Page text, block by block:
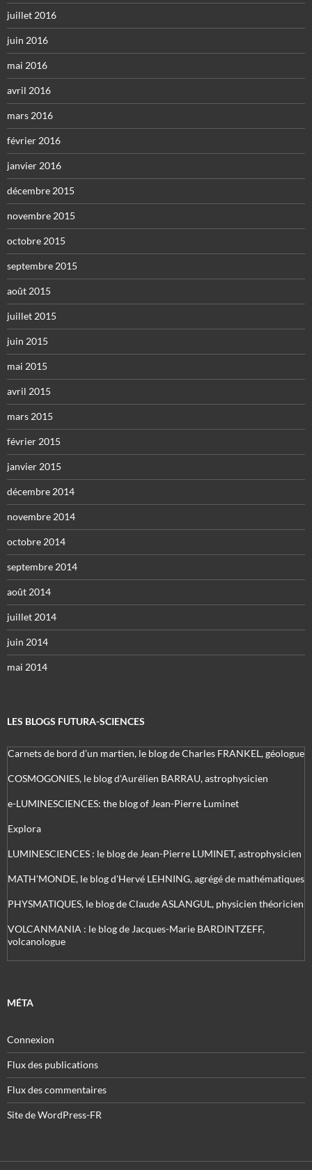
juillet 2016
juin 2016
mai 2016
avril 2016
mars 2016
février 2016
janvier 2016
décembre 2015
novembre 2015
octobre 2015
septembre 2015
août 2015
juillet 2015
juin 2015
mai 2015
avril 2015
mars 2015
février 2015
janvier 2015
décembre 2014
novembre 2014
octobre 2014
septembre 2014
août 2014
juillet 2014
juin 2014
mai 2014
LES BLOGS FUTURA-SCIENCES
Carnets de bord d’un martien, le blog de Charles FRANKEL, géologue
COSMOGONIES, le blog d'Aurélien BARRAU, astrophysicien
e-LUMINESCIENCES: the blog of Jean-Pierre Luminet
Explora
LUMINESCIENCES : le blog de Jean-Pierre LUMINET, astrophysicien
MATH'MONDE, le blog d'Hervé LEHNING, agrégé de mathématiques
PHYSMATIQUES, le blog de Claude ASLANGUL, physicien théoricien
VOLCANMANIA : le blog de Jacques-Marie BARDINTZEFF,
volcanologue
MÉTA
Connexion
Flux des publications
Flux des commentaires
Site de WordPress-FR